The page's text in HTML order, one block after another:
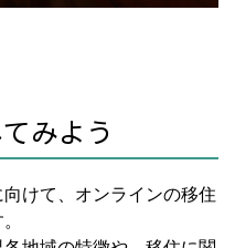
みよう
けて、オンラインの移住